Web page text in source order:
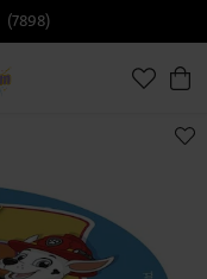
(7898)